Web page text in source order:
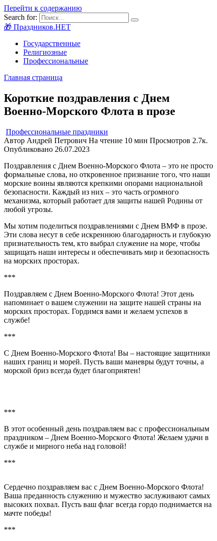
Перейти к содержанию
Search for:
🎁 Праздников.НЕТ
Государственные
Религиозные
Профессиональные
Главная страница
Короткие поздравления с Днем
Военно-Морского Флота в прозе
Профессиональные праздники
Автор Андрей Петрович На чтение 10 мин Просмотров 2.7к.
Опубликовано 26.07.2023
Поздравления с Днем Военно-Морского Флота – это не просто
формальные слова, но откровенное признание того, что наши
морские воины являются крепкими опорами национальной
безопасности. Каждый из них – это часть огромного
механизма, который работает для защиты нашей Родины от
любой угрозы.
Мы хотим поделиться поздравлениями с Днем ВМФ в прозе.
Эти слова несут в себе искреннюю благодарность и глубокую
признательность тем, кто выбрал служение на море, чтобы
защищать наши интересы и обеспечивать мир и безопасность
на морских просторах.
***
Поздравляем с Днем Военно-Морского Флота! Этот день
напоминает о вашем служении на защите нашей страны на
морских просторах. Гордимся вами и желаем успехов в
службе!
***
С Днем Военно-Морского Флота! Вы – настоящие защитники
наших границ и морей. Пусть ваши маневры будут точны, а
морской бриз всегда будет благоприятен!
***
В этот особенный день поздравляем вас с профессиональным
праздником – Днем Военно-Морского Флота! Желаем удачи в
службе и мирного неба над головой!
***
Сердечно поздравляем вас с Днем Военно-Морского Флота!
Ваша преданность служению и мужество заслуживают самых
высоких похвал. Пусть ваш флаг всегда гордо поднимается на
мачте победы!
***